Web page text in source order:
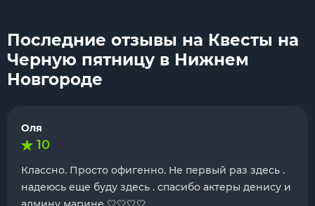
Последние отзывы на Квесты на
Черную пятницу в Нижнем
Новгороде
Оля
10
Классно. Просто офигенно. Не первый раз здесь .
надеюсь еще буду здесь . спасибо актеры денису и